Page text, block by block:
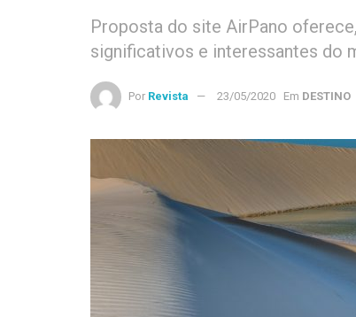
Proposta do site AirPano
significativos e interessantes do
Por Revista 23/05/2020 Em DESTINO